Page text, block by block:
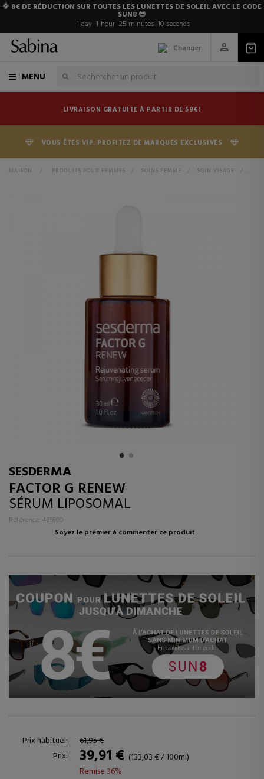
🌞 8€ DE RÉDUCTION SUR TOUTES LES LUNETTES DE SOLEIL AVEC LE CODE
SUN8 😎
1 day 1 hour 25 minutes 9 seconds
Changer
MENU
LIVRAISON GRATUITE À PARTIR DE 59€!
VOUS ÊTES VIP. PROFITEZ DE MARQUES EXCLUSIVES
MAISON > PRODUITS POUR FEMMES > SOINS FEMME > SOIN VISAGE >
SESDERMA
FACTOR G RENEW
SÉRUM LIPOSOMAL
Référence: 461680
Soyez le premier à commenter ce produit
Prix habituel:
61,95 €
Prix:
39,91 € (133,03 € / 100ml)
Remise 36%